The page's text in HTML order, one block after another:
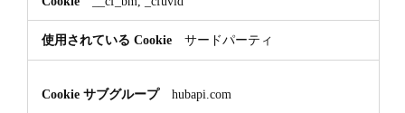
サードパーティ
hubapi.com